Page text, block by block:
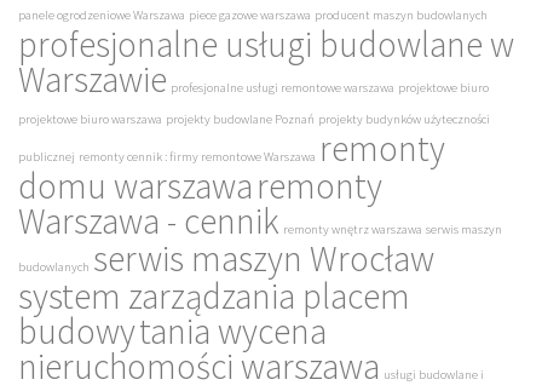
panele ogrodzeniowe Warszawa piece gazowe warszawa producent maszyn budowlanych
profesjonalne usługi budowlane w
Warszawie profesjonalne usługi remontowe warszawa projektowe biuro
projektowe biuro warszawa projekty budowlane Poznań projekty budynków użyteczności
publicznej remonty cennik : firmy remontowe Warszawa remonty
domu warszawaremonty
Warszawa - cennik remonty wnętrz warszawa serwis maszyn
budowlanych serwis maszyn Wrocław
system zarządzania placem
budowytania wycena
nieruchomości warszawa usługi budowlane i